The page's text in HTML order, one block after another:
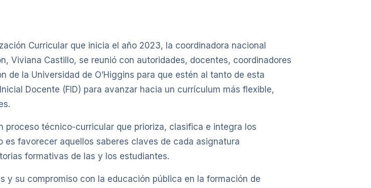
Curricular que inicia el año 2023, la coordinadora nacional
Viviana Castillo, se reunió con autoridades, docentes, coordinadores
la Universidad de O’Higgins para que estén al tanto de esta
Docente (FID) para avanzar hacia un currículum más flexible,
proceso técnico-curricular que prioriza, clasifica e integra los
favorecer aquellos saberes claves de cada asignatura
formativas de las y los estudiantes.
y su compromiso con la educación pública en la formación de